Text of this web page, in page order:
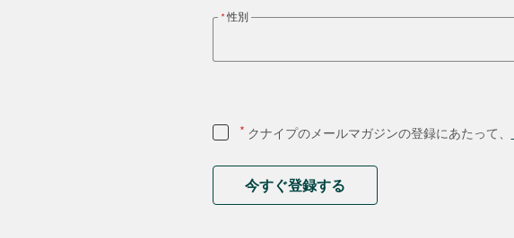
性別
* クナイプのメールマガジンの登録にあたって、
今すぐ登録する